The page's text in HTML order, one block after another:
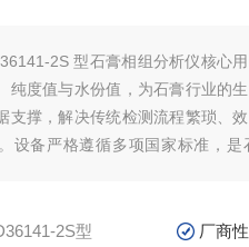
2S 型石膏相组分析仪核心
纯度值与水份值，为石膏行业的
支撑，解决传统检测流程繁琐、
设备严格遵循多项国家标准，
2S型 厂商